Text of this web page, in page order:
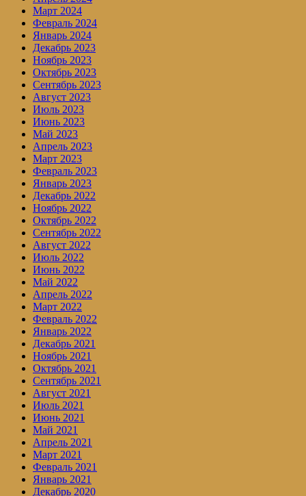
Март 2024
Февраль 2024
Январь 2024
Декабрь 2023
Ноябрь 2023
Октябрь 2023
Сентябрь 2023
Август 2023
Июль 2023
Июнь 2023
Май 2023
Апрель 2023
Март 2023
Февраль 2023
Январь 2023
Декабрь 2022
Ноябрь 2022
Октябрь 2022
Сентябрь 2022
Август 2022
Июль 2022
Июнь 2022
Май 2022
Апрель 2022
Март 2022
Февраль 2022
Январь 2022
Декабрь 2021
Ноябрь 2021
Октябрь 2021
Сентябрь 2021
Август 2021
Июль 2021
Июнь 2021
Май 2021
Апрель 2021
Март 2021
Февраль 2021
Январь 2021
Декабрь 2020